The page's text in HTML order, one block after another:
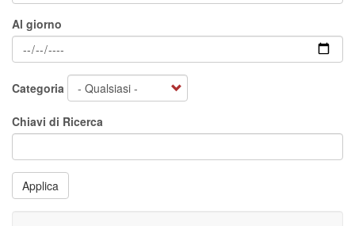
Al giorno
Categoria
Chiavi di Ricerca
Applica